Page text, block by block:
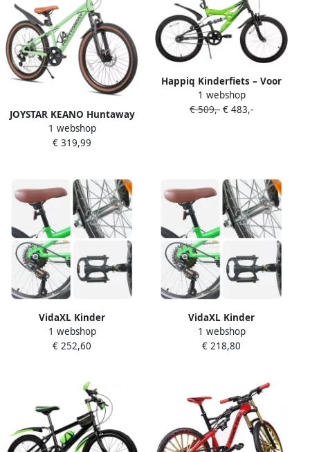
JOYSTAR KEANO Huntaway
Mountainbike 24 inch
Kinder MTB 7 Versnellingen
1 webshop
€ 319,99
Happiq Kinderfiets – Voor
kinderen 5-13 jaar –
Mountainbike dubbele
1 webshop
€ 509,- € 483,-
VidaXL Kinder
mountainbike 24 Inch 6-
Speed voor 8-12 jaar oud
1 webshop
€ 252,60
VidaXL Kinder
mountainbike 20 Inch 6-
Speed voor 5-8 jaar oud
1 webshop
€ 218,80